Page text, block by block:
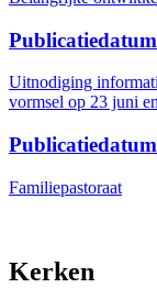
Uitnodiging
vormsel op 23 juni
Familiepastoraat
Kerken